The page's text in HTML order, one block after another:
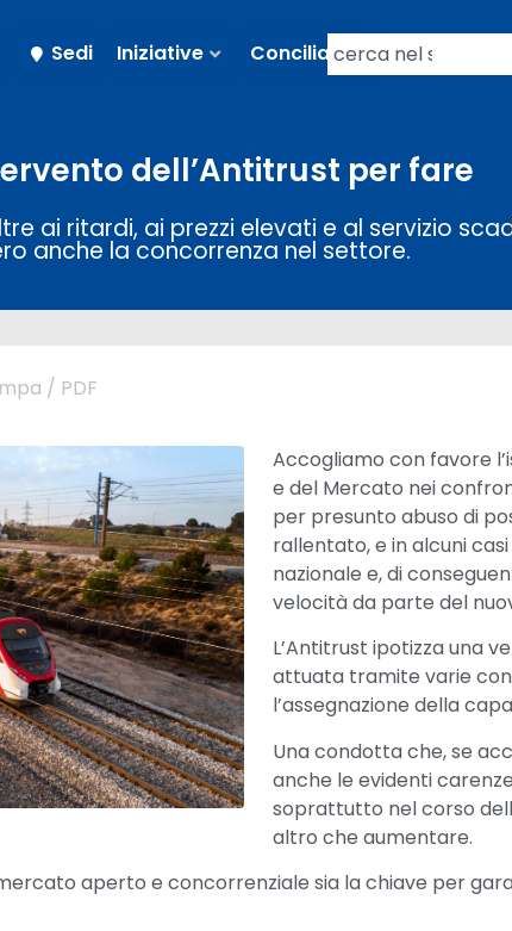
Sedi Iniziative Conciliazioni
dell’Antitrust per fare
ai ritardi, ai prezzi elevati e al servizio
anche la concorrenza nel settore.
/ PDF
Accogliamo con favore
e del Mercato nei
per presunto abuso di
rallentato, e in alcuni
nazionale e, di
velocità da parte del
L’Antitrust ipotizza una
attuata tramite varie
l’assegnazione della
Una condotta che, se
anche le evidenti
soprattutto nel corso
altro che aumentare.
aperto e concorrenziale sia la chiave per